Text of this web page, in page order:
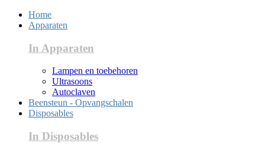
Home
Apparaten
In Apparaten
Lampen en toebehoren
Ultrasoons
Autoclaven
Beensteun - Opvangschalen
Disposables
In Disposables